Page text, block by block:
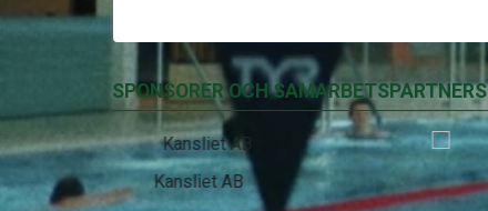
SPONSORER OCH SAMARBETSPARTNERS
EkmanBuss